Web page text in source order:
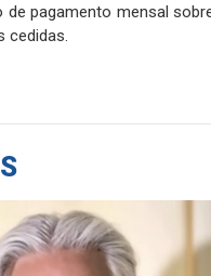
de pagamento mensal
cedidas.